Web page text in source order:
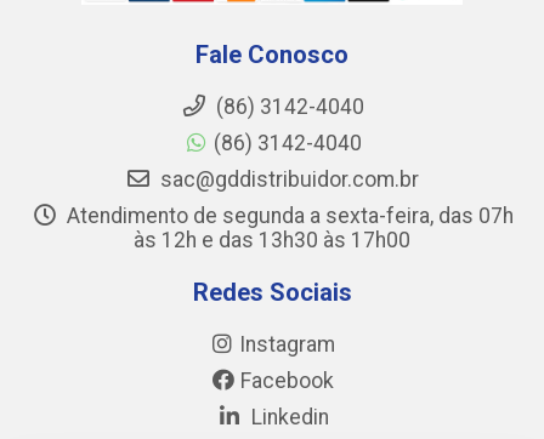
Fale Conosco
(86) 3142-4040
(86) 3142-4040
sac@gddistribuidor.com.br
Atendimento de segunda a sexta-feira, das 07h
às 12h e das 13h30 às 17h00
Redes Sociais
Instagram
Facebook
Linkedin